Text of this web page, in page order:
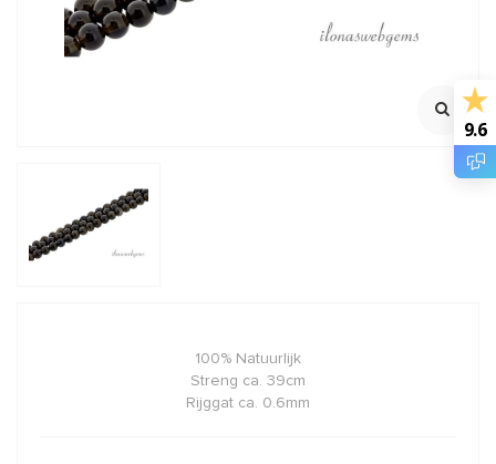
€18,95 Incl. btw
€15,66
Incl. btw
100% Natuurlijk
Streng ca. 39cm
Rijggat ca. 0.6mm
9.6